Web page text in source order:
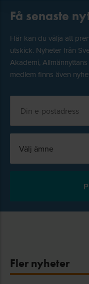
Få senaste
Här kan du välja att
utskick. Nyheter från
Akademi,
medlem finns även
Välj ämne
Fler nyheter